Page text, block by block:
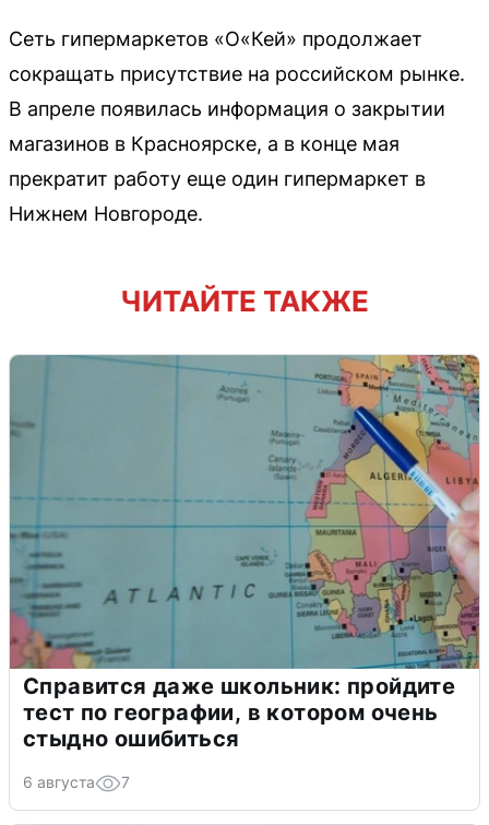
Сеть гипермаркетов «О«Кей» продолжает
сокращать присутствие на российском рынке.
В апреле появилась информация о закрытии
магазинов в Красноярске, а в конце мая
прекратит работу еще один гипермаркет в
Нижнем Новгороде.
ЧИТАЙТЕ ТАКЖЕ
Справится даже школьник: пройдите
тест по географии, в котором очень
стыдно ошибиться
6 августа 7